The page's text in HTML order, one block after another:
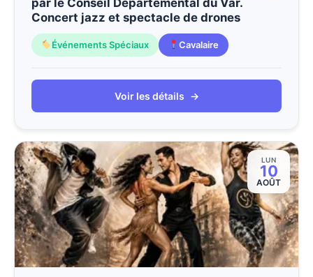
Concert jazz et spectacle de drones
Événements Spéciaux Cavalaire
Voir les détails →
LUN
10
AOÛT